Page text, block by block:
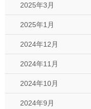
2025年3月
2025年1月
2024年12月
2024年11月
2024年10月
2024年9月